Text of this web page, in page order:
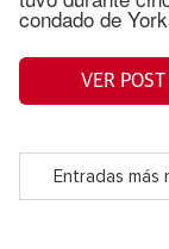
condado de
VER POST
Entradas más